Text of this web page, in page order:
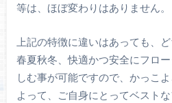
等は、ほぼ変わりはありません。
上記の特徴に違いはあっても、
春夏秋冬、快適かつ安全にフロ
しむ事が可能ですので、かっこ
よって、ご自身にとってベスト